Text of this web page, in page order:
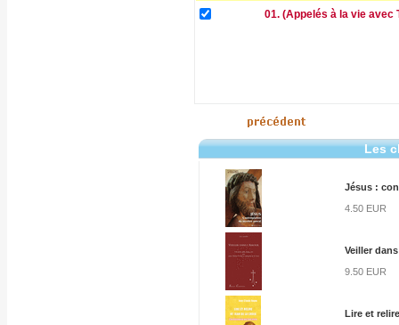
01. (Appelés à la vie
Les
Jésus :
4.50 EUR
Veiller
9.50 EUR
Lire et